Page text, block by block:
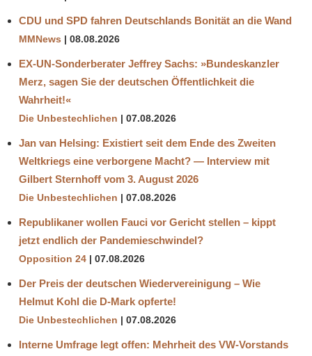
CDU und SPD fahren Deutschlands Bonität an die Wand
MMNews 08.08.2026
EX-UN-Sonderberater Jeffrey Sachs: »Bundeskanzler
Merz, sagen Sie der deutschen Öffentlichkeit die
Wahrheit!«
Die Unbestechlichen 07.08.2026
Jan van Helsing: Existiert seit dem Ende des Zweiten
Weltkriegs eine verborgene Macht? — Interview mit
Gilbert Sternhoff vom 3. August 2026
Die Unbestechlichen 07.08.2026
Republikaner wollen Fauci vor Gericht stellen – kippt
jetzt endlich der Pandemieschwindel?
Opposition 24 07.08.2026
Der Preis der deutschen Wiedervereinigung – Wie
Helmut Kohl die D‑Mark opferte!
Die Unbestechlichen 07.08.2026
Interne Umfrage legt offen: Mehrheit des VW-Vorstands